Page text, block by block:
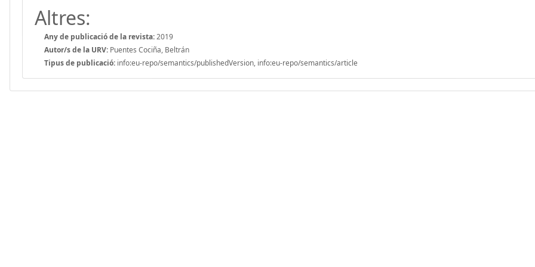
Altres:
Any de publicació de la revista:2019
Autor/s de la URV: Puentes Cociña, Beltrán
Tipus de publicació: info:eu-repo/semantics/publishedVersion, info:eu-repo/semantics/article